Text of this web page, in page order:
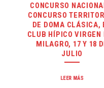
NACIONAL Y
TERRITORIAL
CLÁSICA, EN
VIRGEN DEL
17 Y 18 DE